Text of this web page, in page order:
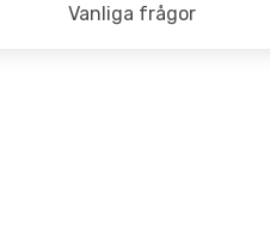
Vanliga frågor